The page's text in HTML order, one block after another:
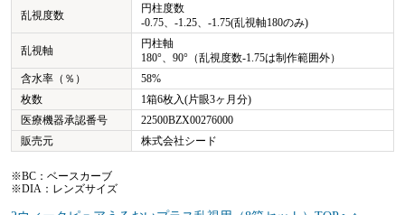
乱視度数
円柱度数
-0.75、-1.25、-1.75(乱視軸180のみ)
乱視軸
円柱軸
180°、90°（乱視度数-1.75は制作範囲外）
含水率（％）
58%
枚数
1箱6枚入(片眼3ヶ月分)
医療機器承認番号
22500BZX00276000
販売元
株式会社シード
※BC：ベースカーブ
※DIA：レンズサイズ